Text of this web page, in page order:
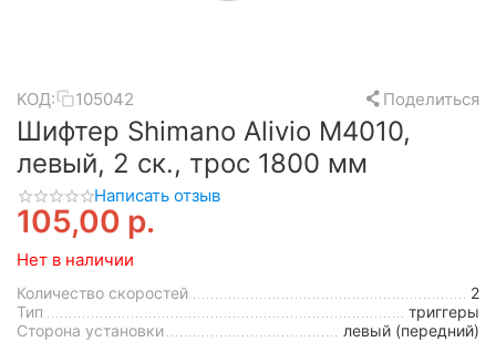
КОД: 105042 Поделиться
Шифтер Shimano Alivio M4010,
левый, 2 ск., трос 1800 мм
Написать отзыв
105,00 р.
Нет в наличии
Количество скоростей
2
Тип
триггеры
Сторона установки
левый (передний)